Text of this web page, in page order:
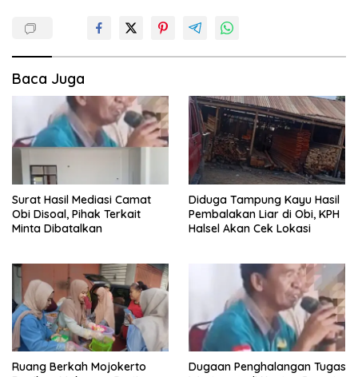
Baca Juga
Surat Hasil Mediasi Camat
Obi Disoal, Pihak Terkait
Minta Dibatalkan
Diduga Tampung Kayu Hasil
Pembalakan Liar di Obi, KPH
Halsel Akan Cek Lokasi
Ruang Berkah Mojokerto
Dugaan Penghalangan Tugas